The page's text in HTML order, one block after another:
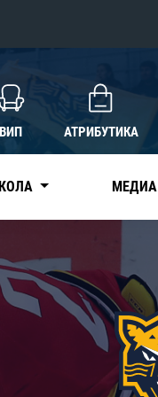
ВИП АТРИБУТИКА
МЕДИА